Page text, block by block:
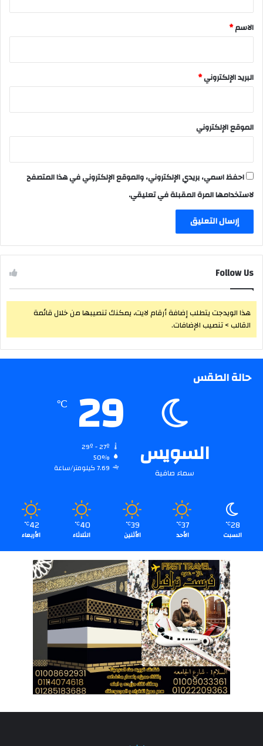
*
الاسم*
البريد الإلكتروني*
الموقع الإلكتروني
احفظ اسمي، بريدي الإلكتروني، والموقع الإلكتروني في هذا المتصفح
لاستخدامها المرة المقبلة في تعليقي.
Follow Us
هذا الويدجت يتطلب إضافة أرقام لايت، يمكنك تنصيبها من خلال قائمة
القالب > تنصيب الإضافات.
حالة الطقس
السويس
سماء صافية
29
℃
50%
7.69 كيلومتر/ساعة
28
℃
السبت
37
℃
الأحد
39
℃
الأثنين
40
℃
الثلاثاء
42
℃
الأربعاء